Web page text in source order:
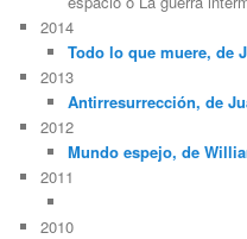
2014
Todo lo que muere, de
2013
Antirresurrección, de
2012
Mundo espejo, de
2011
2010